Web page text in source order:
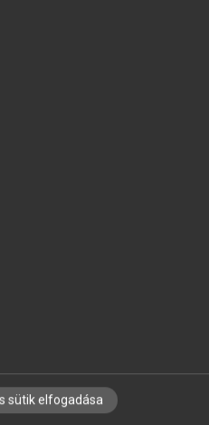
sütik elfogadása